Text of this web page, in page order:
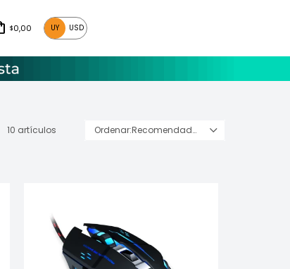
$0,00 UY USD
10 artículos Recomendados